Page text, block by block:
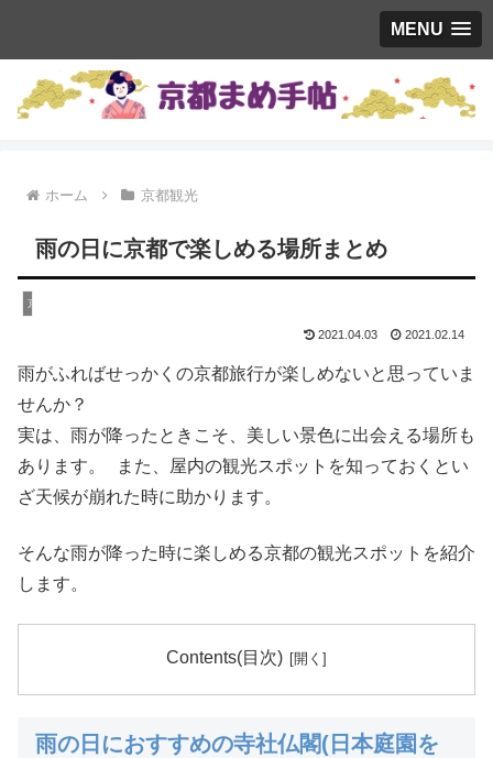
MENU
ホーム 京都観光
雨の日に京都で楽しめる場所まとめ
京都観光
2021.04.03 2021.02.14
雨がふればせっかくの京都旅行が楽しめないと思っていま
せんか？
実は、雨が降ったときこそ、美しい景色に出会える場所も
あります。 また、屋内の観光スポットを知っておくとい
ざ天候が崩れた時に助かります。
そんな雨が降った時に楽しめる京都の観光スポットを紹介
します。
Contents(目次)
雨の日におすすめの寺社仏閣(日本庭園を